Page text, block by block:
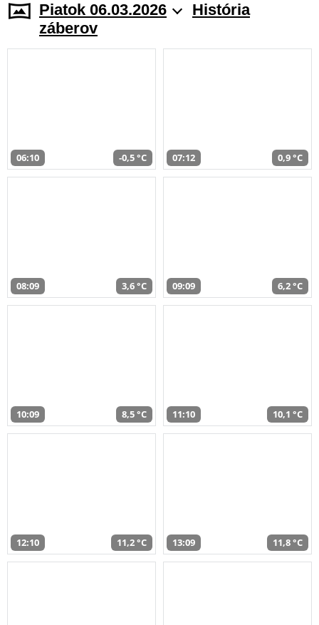
Piatok 06.03.2026
História
záberov
06:10 -0,5 °C 07:12 0,9 °C
08:09 3,6 °C 09:09 6,2 °C
10:09 8,5 °C 11:10 10,1 °C
12:10 11,2 °C 13:09 11,8 °C